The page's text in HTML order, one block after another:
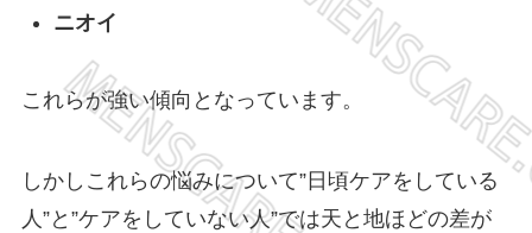
ニオイ
これらが強い傾向となっています。
しかしこれらの悩みについて”日頃ケアをしている
人”と”ケアをしていない人”では天と地ほどの差が